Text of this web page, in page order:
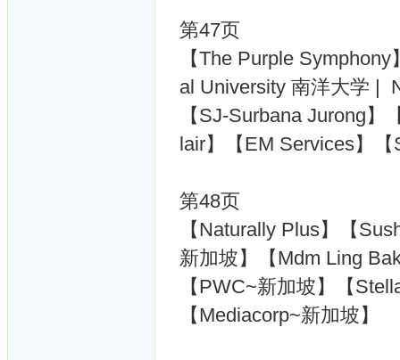
第47页
【The Purple
al University 南洋大学 |
【SJ-Surbana Jurong
lair】【EM Services】
第48页
【Naturally Plus】【
新加坡】【Mdm Ling
【PWC~新加坡】【
【Mediacorp~新加坡】